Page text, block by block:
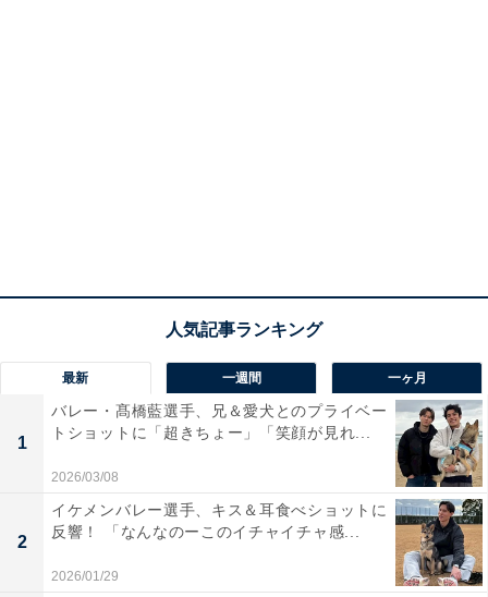
最新 一週間 一ヶ月
1
バレー・髙橋藍選手、兄＆愛犬とのプライベー
トショットに「超きちょー」「笑顔が見れ...
2026/03/08
2
イケメンバレー選手、キス＆耳食べショットに
反響！ 「なんなのーこのイチャイチャ感...
2026/01/29